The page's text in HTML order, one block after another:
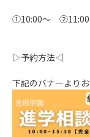
①10:00～ ②11:00
▷予約方法◁
下記のバナーよりお